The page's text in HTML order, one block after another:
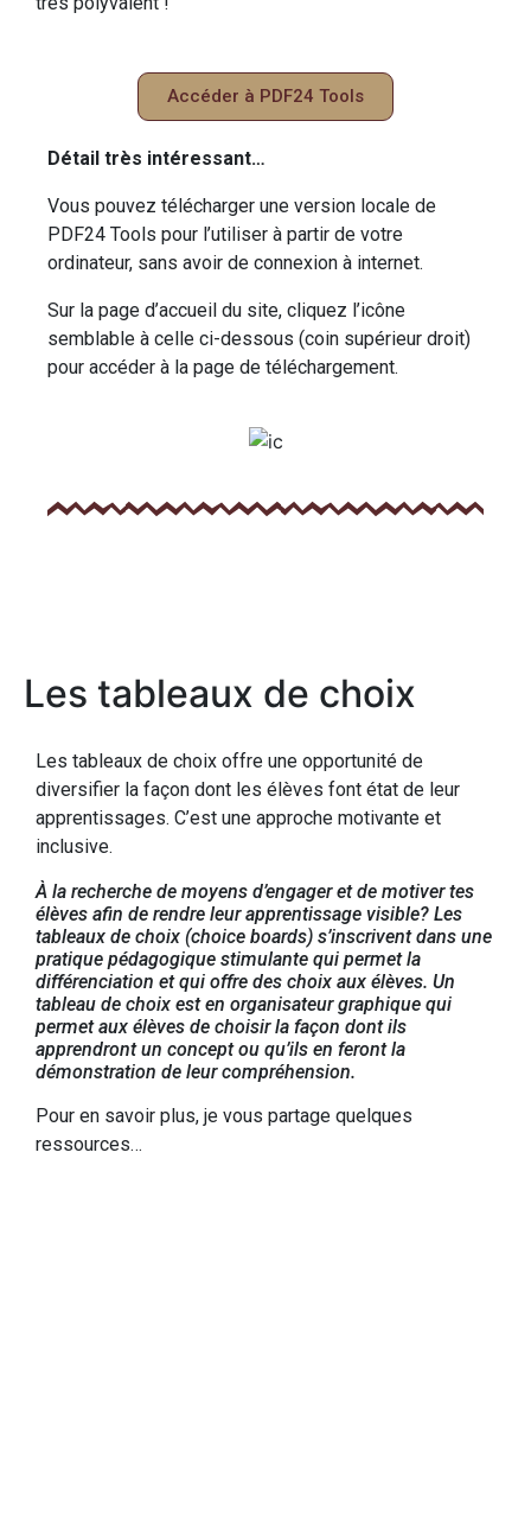
Accéder à PDF24 Tools
Détail très intéressant…
Vous pouvez télécharger une version locale de
PDF24 Tools pour l’utiliser à partir de votre
ordinateur, sans avoir de connexion à internet.
Sur la page d’accueil du site, cliquez l’icône
semblable à celle ci-dessous (coin supérieur droit)
pour accéder à la page de téléchargement.
Les tableaux de choix
Les tableaux de choix offre une opportunité de
diversifier la façon dont les élèves font état de leur
apprentissages. C’est une approche motivante et
inclusive.
À la recherche de moyens d’engager et de motiver tes
élèves afin de rendre leur apprentissage visible? Les
tableaux de choix (choice boards) s’inscrivent dans une
pratique pédagogique stimulante qui permet la
différenciation et qui offre des choix aux élèves. Un
tableau de choix est en organisateur graphique qui
permet aux élèves de choisir la façon dont ils
apprendront un concept ou qu’ils en feront la
démonstration de leur compréhension.
Pour en savoir plus, je vous partage quelques
ressources…